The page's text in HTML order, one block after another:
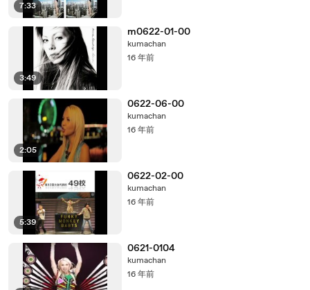
7:33
3:49
m0622-01-00
kumachan
16 年前
2:05
0622-06-00
kumachan
16 年前
5:39
0622-02-00
kumachan
16 年前
0621-0104
kumachan
16 年前